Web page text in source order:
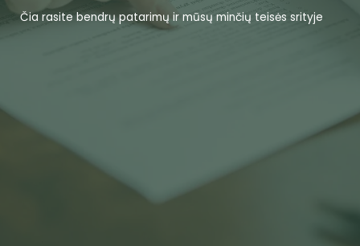
Čia rasite bendrų patarimų ir mūsų minčių teisės srityje